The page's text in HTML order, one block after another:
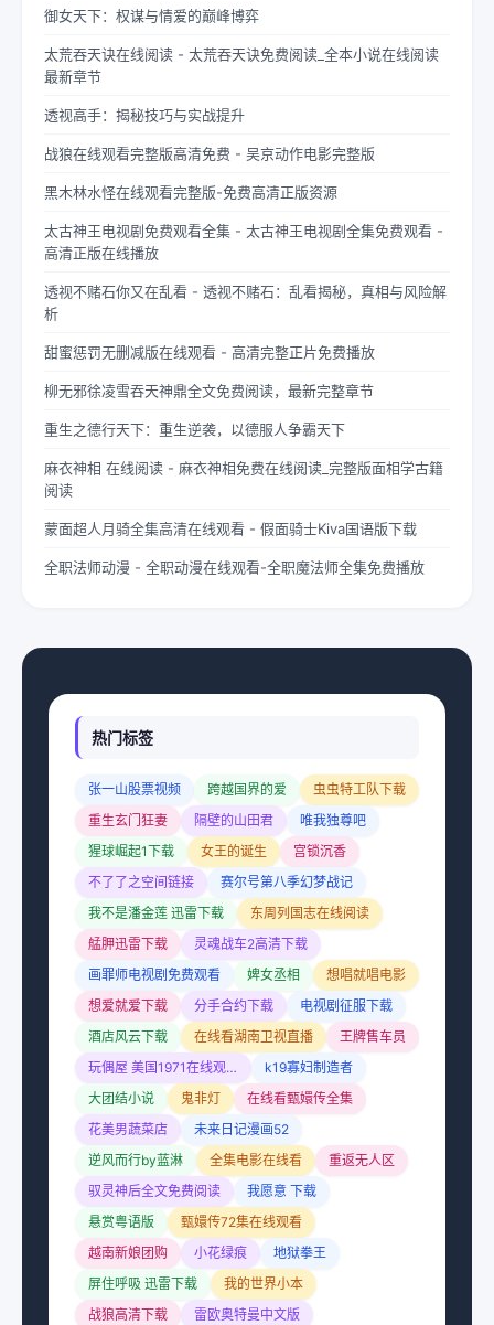
御女天下：权谋与情爱的巅峰博弈
太荒吞天诀在线阅读 - 太荒吞天诀免费阅读_全本小说在线阅读
最新章节
透视高手：揭秘技巧与实战提升
战狼在线观看完整版高清免费 - 吴京动作电影完整版
黑木林水怪在线观看完整版-免费高清正版资源
太古神王电视剧免费观看全集 - 太古神王电视剧全集免费观看 -
高清正版在线播放
透视不赌石你又在乱看 - 透视不赌石：乱看揭秘，真相与风险解
析
甜蜜惩罚无删减版在线观看 - 高清完整正片免费播放
柳无邪徐凌雪吞天神鼎全文免费阅读，最新完整章节
重生之德行天下：重生逆袭，以德服人争霸天下
麻衣神相 在线阅读 - 麻衣神相免费在线阅读_完整版面相学古籍
阅读
蒙面超人月骑全集高清在线观看 - 假面骑士Kiva国语版下载
全职法师动漫 - 全职动漫在线观看-全职魔法师全集免费播放
热门标签
张一山股票视频 跨越国界的爱
虫虫特工队下载
重生玄门狂妻
隔壁的山田君
唯我独尊吧
猩球崛起1下载
女王的诞生
宫锁沉香
不了了之空间链接
赛尔号第八季幻梦战记
我不是潘金莲 迅雷下载
东周列国志在线阅读
艋胛迅雷下载
灵魂战车2高清下载
画罪师电视剧免费观看
婢女丞相
想唱就唱电影
想爱就爱下载
分手合约下载
电视剧征服下载
酒店风云下载
在线看湖南卫视直播
王牌售车员
玩偶屋 美国1971在线观看
k19寡妇制造者
大团结小说
鬼非灯
在线看甄嬛传全集
花美男蔬菜店
未来日记漫画52
逆风而行by蓝淋
全集电影在线看
重返无人区
驭灵神后全文免费阅读
我愿意 下载
悬赏粤语版
甄嬛传72集在线观看
越南新娘团购
小花绿痕
地狱拳王
屏住呼吸 迅雷下载
我的世界小本
战狼高清下载
雷欧奥特曼中文版